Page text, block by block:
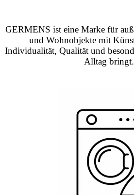
GERMENS ist eine Marke für
und Wohnobjekte mit
Individualität, Qualität und
Alltag bringt.